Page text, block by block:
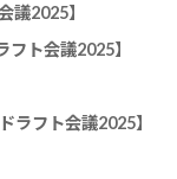
議2025】
ト会議2025】
ラフト会議2025】